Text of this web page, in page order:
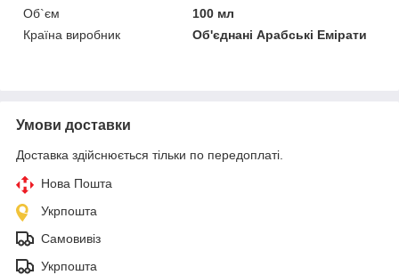
Об`єм
100 мл
Країна виробник
Об'єднані Арабські Емірати
Умови доставки
Доставка здійснюється тільки по передоплаті.
Нова Пошта
Укрпошта
Самовивіз
Укрпошта